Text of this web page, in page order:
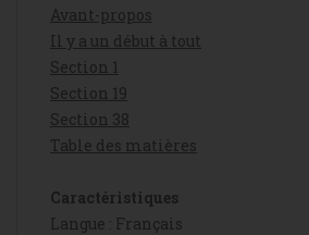
Avant-propos
Il y a un début à tout
Section 1
Section 19
Section 38
Table des matières
Caractéristiques
Langue : Français